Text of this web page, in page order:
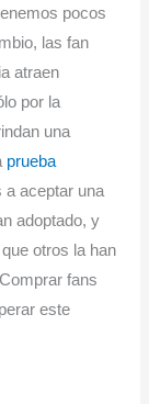
pocos
las fan
atraen
por la
una
prueba
a aceptar una
adoptado, y
otros la han
fans
este